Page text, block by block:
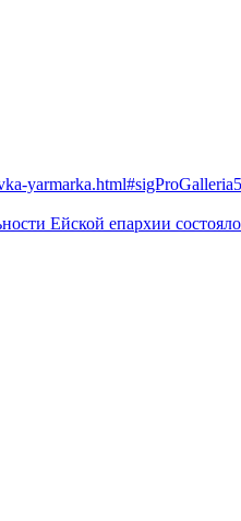
Ейской епархии